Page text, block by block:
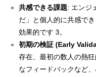
共感できる課題: エンジ
だ」と個人的に共感で
効果的です 3。
初期の検証 (Early
存在、最初の数人の熱
なフィードバックなど